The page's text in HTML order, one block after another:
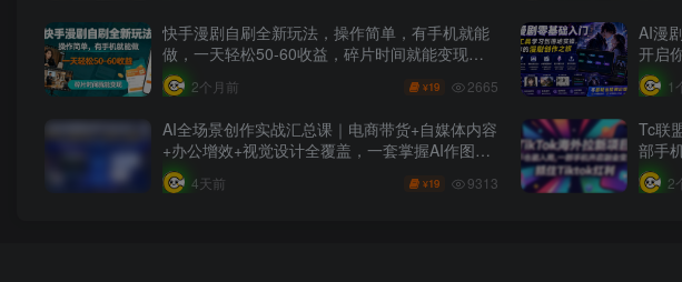
快手漫剧自刷全新玩法，操作简单，有手机就能
做，一天轻松50-60收益，碎片时间就能变现
【揭秘】
2个月前 ¥19 2665
AI漫
开启
1
AI全场景创作实战汇总课｜电商带货+自媒体内容
+办公增效+视觉设计全覆盖，一套掌握AI作图、
做视频、做文档、数字人全套落地技能
4天前 ¥19 9313
Tc联
部手
2